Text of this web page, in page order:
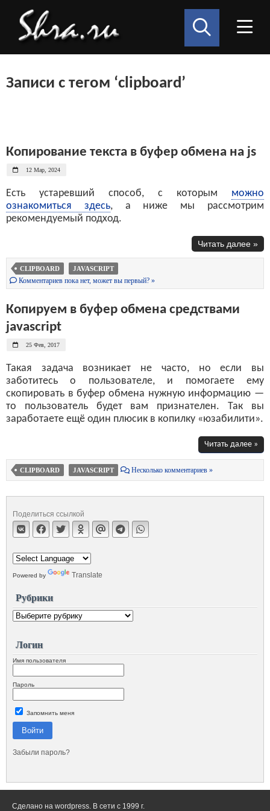
Записи с тегом ‘clipboard’
Копирование текста в буфер обмена на js
12 Мар, 2024
Есть устаревший способ, с которым можно
ознакомиться здесь, а ниже мы рассмотрим
рекомендуемый подход.
Читать далее »
CLIPBOARD JAVASCRIPT
Комментариев пока нет, может вы первый? »
Копируем в буфер обмена средствами
javascript
25 Фев, 2017
Такая задача возникает не часто, но если вы
заботитесь о пользователе, и помогаете ему
скопировать в буфер обмена нужную информацию —
то пользователь будет вам признателен. Так вы
заработаете ещё один плюсик в копилку «юзабилити».
Читать далее »
CLIPBOARD JAVASCRIPT Несколько комментариев »
Поделиться ссылкой
Powered by Translate
Рубрики
Логин
Имя пользователя
Пароль
Запомнить меня
Войти
Забыли пароль?
Сделано на wordpress. В сети с 1999 г.